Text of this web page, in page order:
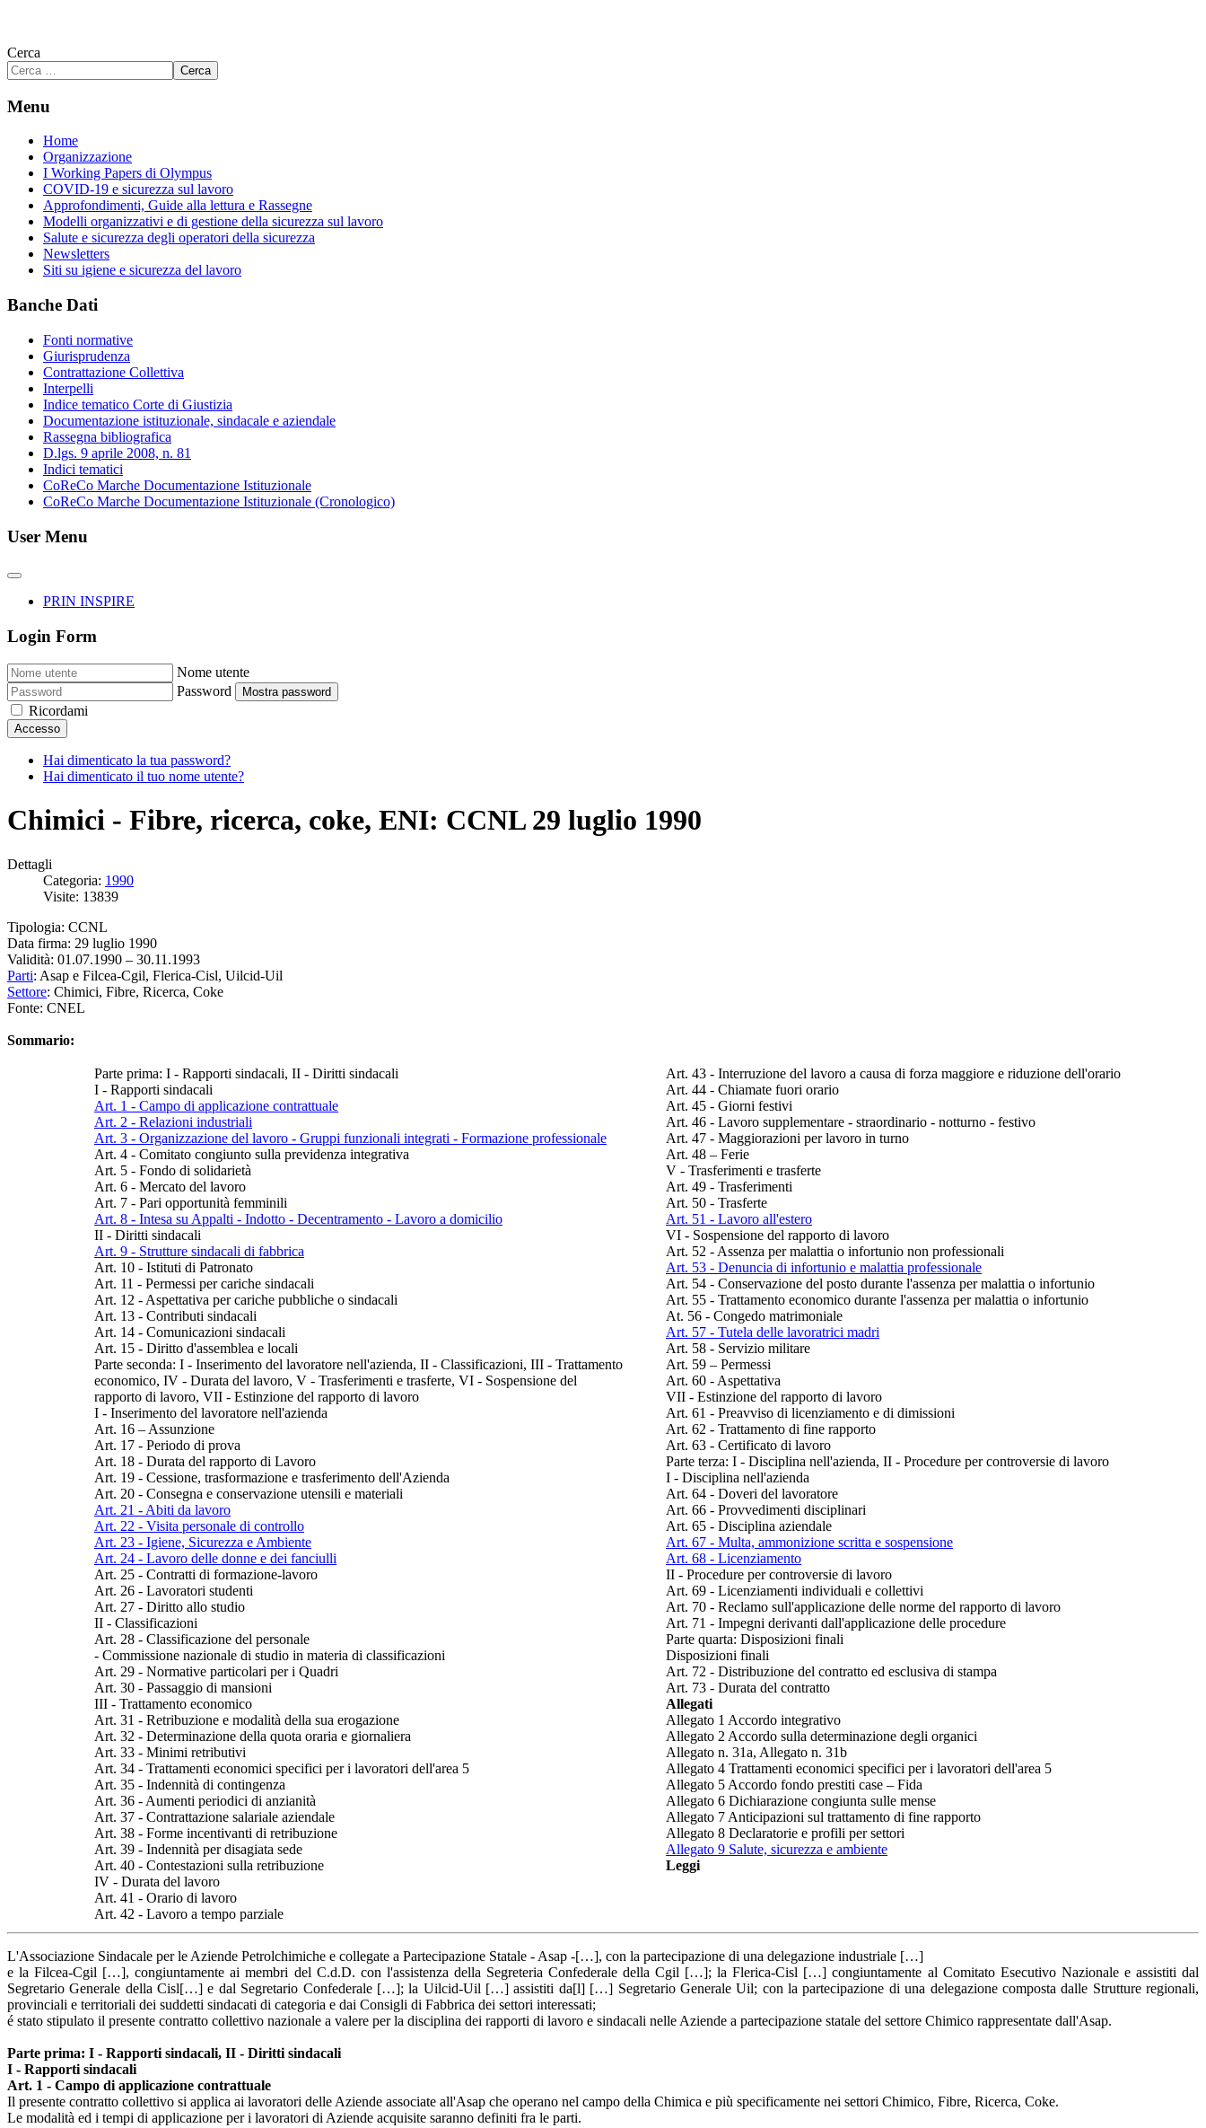
Cerca
Cerca
Menu
Home
Organizzazione
I Working Papers di Olympus
COVID-19 e sicurezza sul lavoro
Approfondimenti, Guide alla lettura e Rassegne
Modelli organizzativi e di gestione della sicurezza sul lavoro
Salute e sicurezza degli operatori della sicurezza
Newsletters
Siti su igiene e sicurezza del lavoro
Banche Dati
Fonti normative
Giurisprudenza
Contrattazione Collettiva
Interpelli
Indice tematico Corte di Giustizia
Documentazione istituzionale, sindacale e aziendale
Rassegna bibliografica
D.lgs. 9 aprile 2008, n. 81
Indici tematici
CoReCo Marche Documentazione Istituzionale
CoReCo Marche Documentazione Istituzionale (Cronologico)
User Menu
PRIN INSPIRE
Login Form
Nome utente
Password
Mostra password
Ricordami
Accesso
Hai dimenticato la tua password?
Hai dimenticato il tuo nome utente?
Chimici - Fibre, ricerca, coke, ENI: CCNL 29 luglio 1990
Dettagli
Categoria: 1990
Visite: 13839
Tipologia: CCNL
Data firma: 29 luglio 1990
Validità: 01.07.1990 – 30.11.1993
Parti: Asap e Filcea-Cgil, Flerica-Cisl, Uilcid-Uil
Settore: Chimici, Fibre, Ricerca, Coke
Fonte: CNEL
Sommario:
Parte prima: I - Rapporti sindacali, II - Diritti sindacali
I - Rapporti sindacali
Art. 1 - Campo di applicazione contrattuale
Art. 2 - Relazioni industriali
Art. 3 - Organizzazione del lavoro - Gruppi funzionali integrati - Formazione professionale
Art. 4 - Comitato congiunto sulla previdenza integrativa
Art. 5 - Fondo di solidarietà
Art. 6 - Mercato del lavoro
Art. 7 - Pari opportunità femminili
Art. 8 - Intesa su Appalti - Indotto - Decentramento - Lavoro a domicilio
II - Diritti sindacali
Art. 9 - Strutture sindacali di fabbrica
Art. 10 - Istituti di Patronato
Art. 11 - Permessi per cariche sindacali
Art. 12 - Aspettativa per cariche pubbliche o sindacali
Art. 13 - Contributi sindacali
Art. 14 - Comunicazioni sindacali
Art. 15 - Diritto d'assemblea e locali
Parte seconda: I - Inserimento del lavoratore nell'azienda, II - Classificazioni, III - Trattamento
economico, IV - Durata del lavoro, V - Trasferimenti e trasferte, VI - Sospensione del
rapporto di lavoro, VII - Estinzione del rapporto di lavoro
I - Inserimento del lavoratore nell'azienda
Art. 16 – Assunzione
Art. 17 - Periodo di prova
Art. 18 - Durata del rapporto di Lavoro
Art. 19 - Cessione, trasformazione e trasferimento dell'Azienda
Art. 20 - Consegna e conservazione utensili e materiali
Art. 21 - Abiti da lavoro
Art. 22 - Visita personale di controllo
Art. 23 - Igiene, Sicurezza e Ambiente
Art. 24 - Lavoro delle donne e dei fanciulli
Art. 25 - Contratti di formazione-lavoro
Art. 26 - Lavoratori studenti
Art. 27 - Diritto allo studio
II - Classificazioni
Art. 28 - Classificazione del personale
- Commissione nazionale di studio in materia di classificazioni
Art. 29 - Normative particolari per i Quadri
Art. 30 - Passaggio di mansioni
III - Trattamento economico
Art. 31 - Retribuzione e modalità della sua erogazione
Art. 32 - Determinazione della quota oraria e giornaliera
Art. 33 - Minimi retributivi
Art. 34 - Trattamenti economici specifici per i lavoratori dell'area 5
Art. 35 - Indennità di contingenza
Art. 36 - Aumenti periodici di anzianità
Art. 37 - Contrattazione salariale aziendale
Art. 38 - Forme incentivanti di retribuzione
Art. 39 - Indennità per disagiata sede
Art. 40 - Contestazioni sulla retribuzione
IV - Durata del lavoro
Art. 41 - Orario di lavoro
Art. 42 - Lavoro a tempo parziale
Art. 43 - Interruzione del lavoro a causa di forza maggiore e riduzione dell'orario
Art. 44 - Chiamate fuori orario
Art. 45 - Giorni festivi
Art. 46 - Lavoro supplementare - straordinario - notturno - festivo
Art. 47 - Maggiorazioni per lavoro in turno
Art. 48 – Ferie
V - Trasferimenti e trasferte
Art. 49 - Trasferimenti
Art. 50 - Trasferte
Art. 51 - Lavoro all'estero
VI - Sospensione del rapporto di lavoro
Art. 52 - Assenza per malattia o infortunio non professionali
Art. 53 - Denuncia di infortunio e malattia professionale
Art. 54 - Conservazione del posto durante l'assenza per malattia o infortunio
Art. 55 - Trattamento economico durante l'assenza per malattia o infortunio
At. 56 - Congedo matrimoniale
Art. 57 - Tutela delle lavoratrici madri
Art. 58 - Servizio militare
Art. 59 – Permessi
Art. 60 - Aspettativa
VII - Estinzione del rapporto di lavoro
Art. 61 - Preavviso di licenziamento e di dimissioni
Art. 62 - Trattamento di fine rapporto
Art. 63 - Certificato di lavoro
Parte terza: I - Disciplina nell'azienda, II - Procedure per controversie di lavoro
I - Disciplina nell'azienda
Art. 64 - Doveri del lavoratore
Art. 66 - Provvedimenti disciplinari
Art. 65 - Disciplina aziendale
Art. 67 - Multa, ammonizione scritta e sospensione
Art. 68 - Licenziamento
II - Procedure per controversie di lavoro
Art. 69 - Licenziamenti individuali e collettivi
Art. 70 - Reclamo sull'applicazione delle norme del rapporto di lavoro
Art. 71 - Impegni derivanti dall'applicazione delle procedure
Parte quarta: Disposizioni finali
Disposizioni finali
Art. 72 - Distribuzione del contratto ed esclusiva di stampa
Art. 73 - Durata del contratto
Allegati
Allegato 1 Accordo integrativo
Allegato 2 Accordo sulla determinazione degli organici
Allegato n. 31a, Allegato n. 31b
Allegato 4 Trattamenti economici specifici per i lavoratori dell'area 5
Allegato 5 Accordo fondo prestiti case – Fida
Allegato 6 Dichiarazione congiunta sulle mense
Allegato 7 Anticipazioni sul trattamento di fine rapporto
Allegato 8 Declaratorie e profili per settori
Allegato 9 Salute, sicurezza e ambiente
Leggi
L'Associazione Sindacale per le Aziende Petrolchimiche e collegate a Partecipazione Statale - Asap -[…], con la partecipazione di una delegazione industriale […]
e la Filcea-Cgil […], congiuntamente ai membri del C.d.D. con l'assistenza della Segreteria Confederale della Cgil […]; la Flerica-Cisl […] congiuntamente al Comitato Esecutivo Nazionale e assistiti dal
Segretario Generale della Cisl[…] e dal Segretario Confederale […]; la Uilcid-Uil […] assistiti da[l] […] Segretario Generale Uil; con la partecipazione di una delegazione composta dalle Strutture regionali,
provinciali e territoriali dei suddetti sindacati di categoria e dai Consigli di Fabbrica dei settori interessati;
é stato stipulato il presente contratto collettivo nazionale a valere per la disciplina dei rapporti di lavoro e sindacali nelle Aziende a partecipazione statale del settore Chimico rappresentate dall'Asap.
Parte prima: I - Rapporti sindacali, II - Diritti sindacali
I - Rapporti sindacali
Art. 1 - Campo di applicazione contrattuale
Il presente contratto collettivo si applica ai lavoratori delle Aziende associate all'Asap che operano nel campo della Chimica e più specificamente nei settori Chimico, Fibre, Ricerca, Coke.
Le modalità ed i tempi di applicazione per i lavoratori di Aziende acquisite saranno definiti fra le parti.